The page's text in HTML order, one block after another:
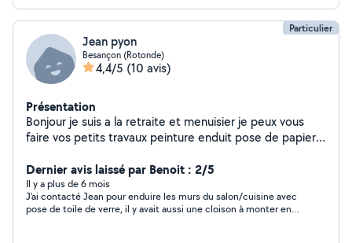
Particulier
Jean pyon
Besançon (Rotonde)
4,4/5 (10 avis)
Présentation
Bonjour je suis a la retraite et menuisier je peux vous
faire vos petits travaux peinture enduit pose de papier
Dernier avis laissé par Benoit : 2/5
Il y a plus de 6 mois
J'ai contacté Jean pour enduire les murs du salon/cuisine avec
pose de toile de verre, il y avait aussi une cloison à monter en